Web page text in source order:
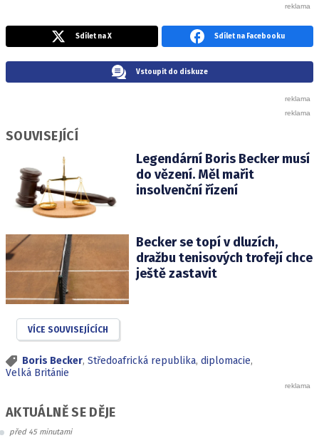
Sdílet na X Sdílet na Facebooku
Vstoupit do diskuze
SOUVISEJÍCÍ
Legendární Boris Becker musí
do vězení. Měl mařit
insolvenční řízení
Becker se topí v dluzích,
dražbu tenisových trofejí chce
ještě zastavit
VÍCE SOUVISEJÍCÍCH
Boris Becker, Středoafrická republika, diplomacie,
Velká Británie
AKTUÁLNĚ SE DĚJE
před 45 minutami